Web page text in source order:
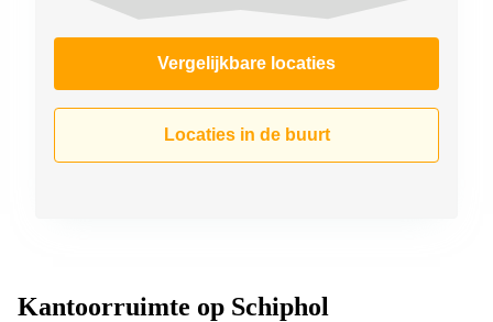
Vergelijkbare locaties
Locaties in de buurt
Kantoorruimte op Schiphol